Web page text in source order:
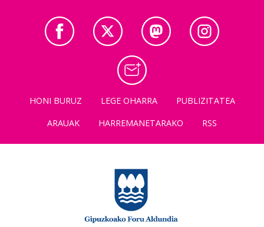
HONI BURUZ LEGE OHARRA
PUBLIZITATEA
ARAUAK
HARREMANETARAKO RSS